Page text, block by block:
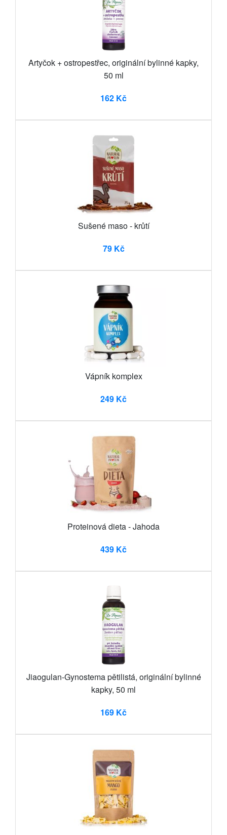
Artyčok + ostropestřec, originální bylinné kapky,
50 ml
162 Kč
Sušené maso - krůtí
79 Kč
Vápník komplex
249 Kč
Proteinová dieta - Jahoda
439 Kč
Jiaogulan-Gynostema pětilistá, originální bylinné
kapky, 50 ml
169 Kč